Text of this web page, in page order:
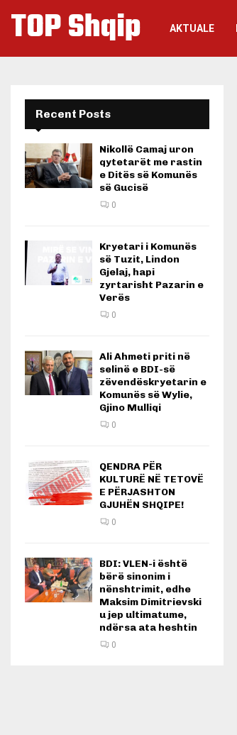
TOP Shqip AKTUALE
Recent Posts
Nikollë Camaj uron
qytetarët me rastin
e Ditës së Komunës
së Gucisë
0
Kryetari i Komunës
së Tuzit, Lindon
Gjelaj, hapi
zyrtarisht Pazarin e
Verës
0
Ali Ahmeti priti në
selinë e BDI-së
zëvendëskryetarin e
Komunës së Wylie,
Gjino Mulliqi
0
QENDRA PËR
KULTURË NË TETOVË
E PËRJASHTON
GJUHËN SHQIPE!
0
BDI: VLEN-i është
bërë sinonim i
nënshtrimit, edhe
Maksim Dimitrievski
u jep ultimatume,
ndërsa ata heshtin
0